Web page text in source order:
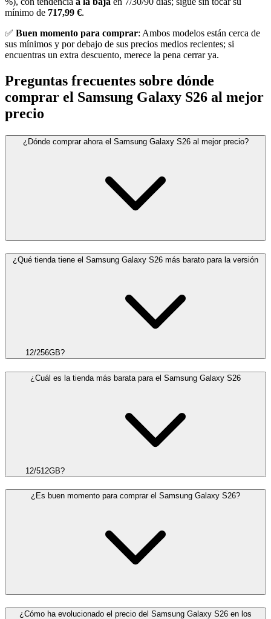
mínimo de 717,99 €.
✅ Buen momento para comprar: Ambos modelos están cerca de
sus mínimos y por debajo de sus precios medios recientes; si
encuentras un extra descuento, merece la pena cerrar ya.
Preguntas frecuentes sobre dónde
comprar el Samsung Galaxy S26 al mejor
precio
¿Dónde comprar ahora el Samsung Galaxy S26 al mejor precio?
¿Qué tienda tiene el Samsung Galaxy S26 más barato para la versión
12/256GB?
¿Cuál es la tienda más barata para el Samsung Galaxy S26
12/512GB?
¿Es buen momento para comprar el Samsung Galaxy S26?
¿Cómo ha evolucionado el precio del Samsung Galaxy S26 en los